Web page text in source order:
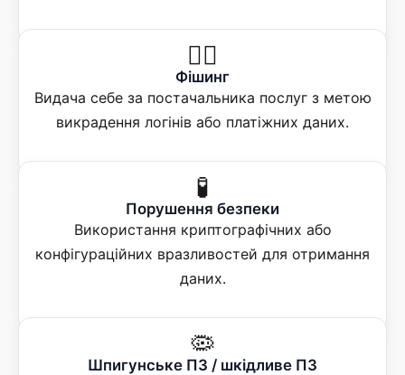
🕵️‍♂️
Фішинг
Видача себе за постачальника послуг з метою
викрадення логінів або платіжних даних.
🧪
Порушення безпеки
Використання криптографічних або
конфігураційних вразливостей для отримання
даних.
🦠
Шпигунське ПЗ / шкідливе ПЗ